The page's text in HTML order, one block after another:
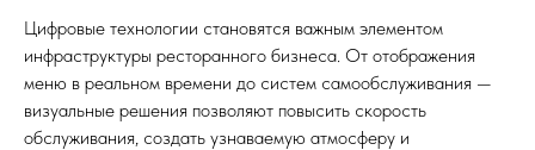
Цифровые технологии становятся важным элементом
инфраструктуры ресторанного бизнеса. От отображения
меню в реальном времени до систем самообслуживания —
визуальные решения позволяют повысить скорость
обслуживания, создать узнаваемую атмосферу и